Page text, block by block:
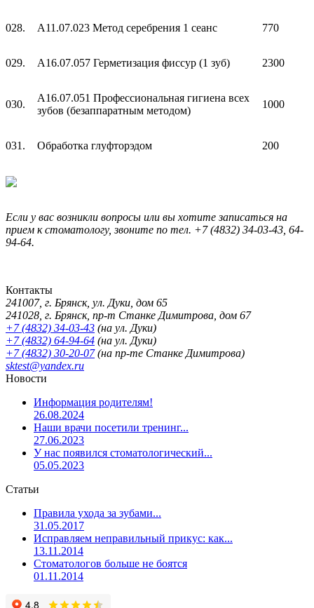
028. A11.07.023 Метод серебрения 1 сеанс 770
029. A16.07.057 Герметизация фиссур (1 зуб) 2300
030.
A16.07.051 Профессиональная гигиена всех
зубов (безаппаратным методом)
1000
031. Обработка глуфторэдом 200
Если у вас возникли вопросы или вы хотите записаться на
прием к стоматологу, звоните по тел. +7 (4832) 34-03-43, 64-
94-64.
Контакты
241007, г. Брянск, ул. Дуки, дом 65
241028, г. Брянск, пр-т Станке Димитрова, дом 67
+7 (4832) 34-03-43 (на ул. Дуки)
+7 (4832) 64-94-64 (на ул. Дуки)
+7 (4832) 30-20-07(на пр-те Станке Димитрова)
sktest@yandex.ru
Новости
Информация родителям!
26.08.2024
Наши врачи посетили тренинг...
27.06.2023
У нас появился стоматологический...
05.05.2023
Статьи
Правила ухода за зубами...
31.05.2017
Исправляем неправильный прикус: как...
13.11.2014
Стоматологов больше не боятся
01.11.2014